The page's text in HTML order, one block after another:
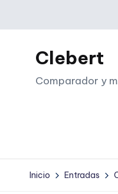
Saltar
contenidoClebert
Comparador y
Inicio Entradas